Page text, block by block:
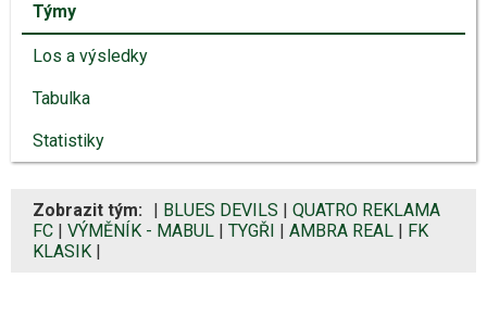
Týmy
Los a výsledky
Tabulka
Statistiky
Zobrazit tým: BLUES DEVILS
QUATRO REKLAMA
FC
VÝMĚNÍK - MABUL TYGŘI AMBRA REAL
FK
KLASIK